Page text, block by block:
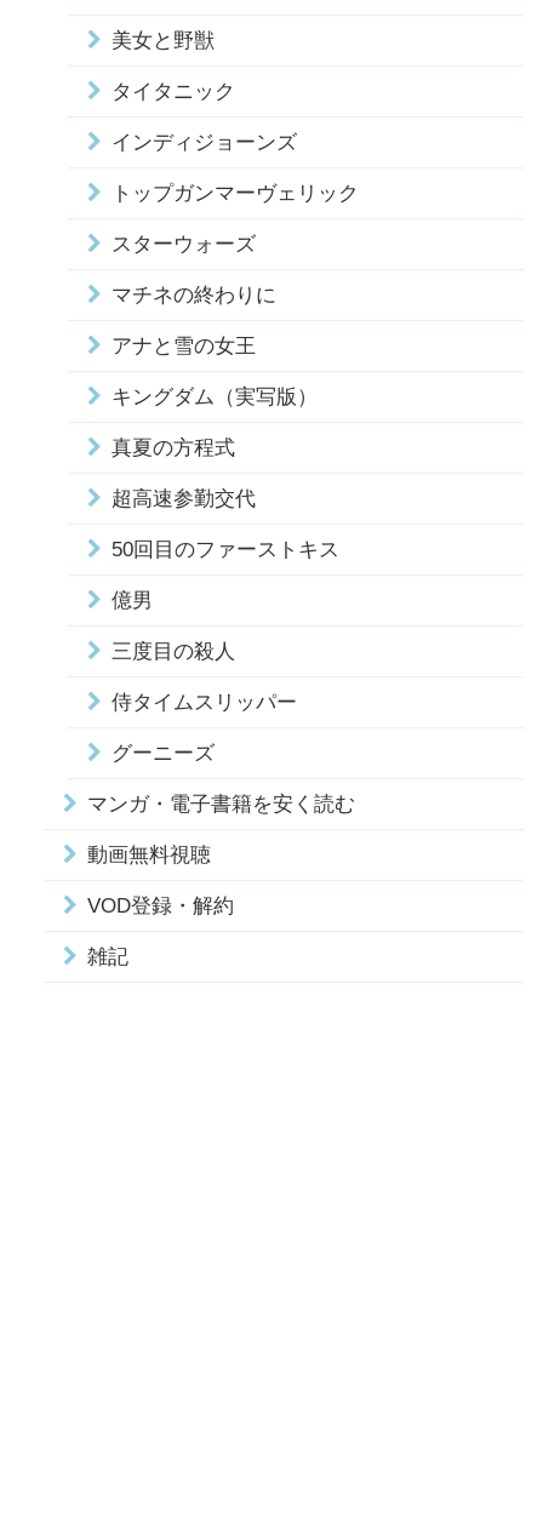
美女と野獣
タイタニック
インディジョーンズ
トップガンマーヴェリック
スターウォーズ
マチネの終わりに
アナと雪の女王
キングダム（実写版）
真夏の方程式
超高速参勤交代
50回目のファーストキス
億男
三度目の殺人
侍タイムスリッパー
グーニーズ
マンガ・電子書籍を安く読む
動画無料視聴
VOD登録・解約
雑記